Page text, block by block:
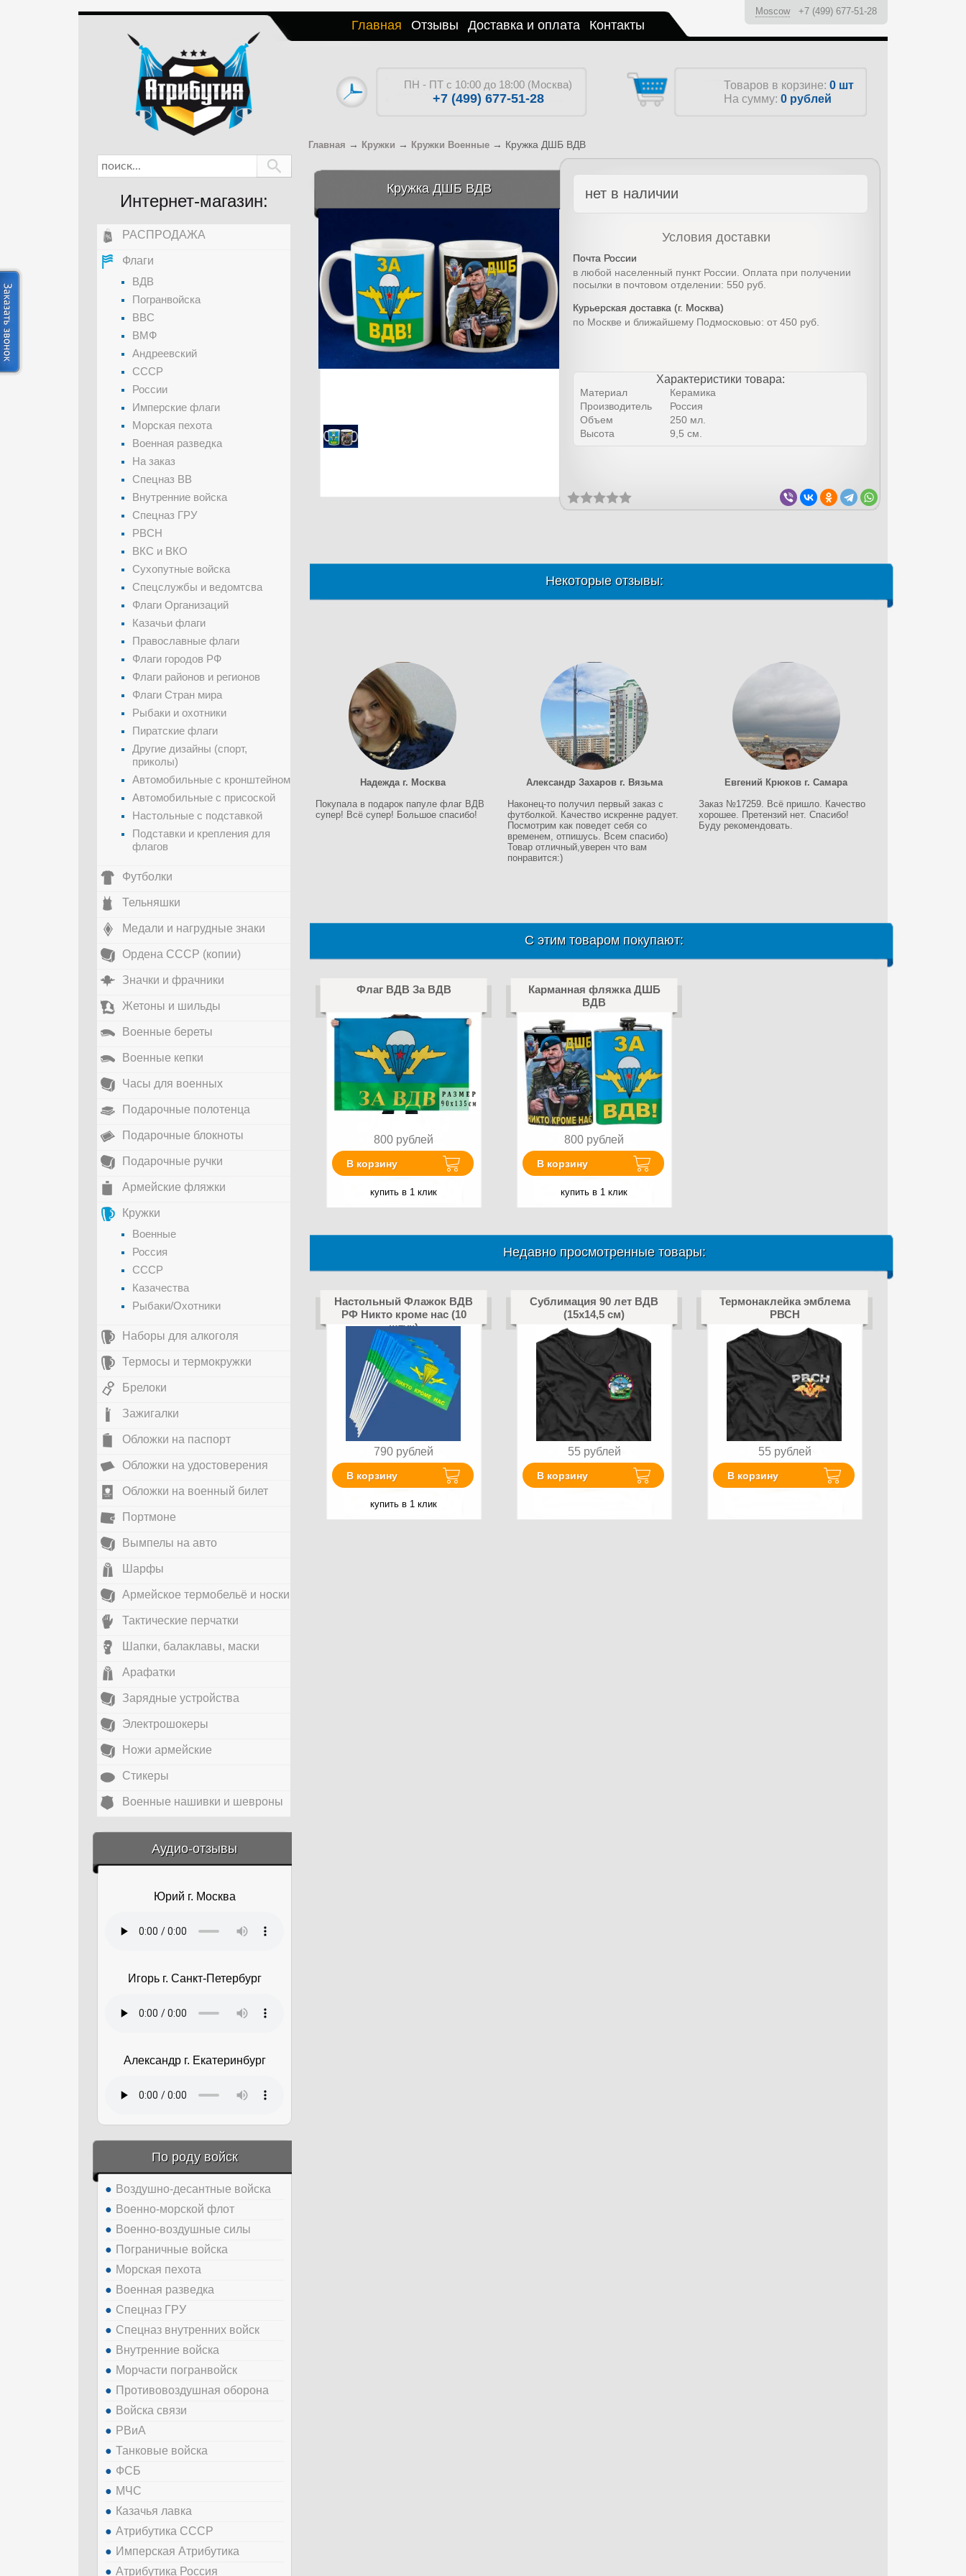
Главная Отзывы Доставка и оплата Контакты
Moscow +7 (499) 677-51-28
ПН - ПТ с 10:00 до 18:00 (Москва)
+7 (499) 677-51-28
Товаров в корзине: 0 шт
На сумму: 0 рублей
Главная → Кружки → Кружки Военные → Кружка ДШБ ВДВ
Кружка ДШБ ВДВ нет в наличии
Условия доставки
Почта России
в любой населенный пункт России. Оплата при получении
посылки в почтовом отделении: 550 руб.
Курьерская доставка (г. Москва)
по Москве и ближайшему Подмосковью: от 450 руб.
Характеристики товара:
Материал
Керамика
Производитель
Россия
Объем
250 мл.
Высота
9,5 см.
Некоторые отзывы:
Надежда г. Москва
Покупала в подарок папуле флаг ВДВ
супер! Всё супер! Большое спасибо!
Александр Захаров г. Вязьма
Наконец-то получил первый заказ с
футболкой. Качество искренне радует.
Посмотрим как поведет себя со
временем, отпишусь. Всем спасибо)
Товар отличный,уверен что вам
понравится:)
Евгений Крюков г. Самара
Заказ №17259. Всё пришло. Качество
хорошее. Претензий нет. Спасибо!
Буду рекомендовать.
С этим товаром покупают:
Флаг ВДВ За ВДВ
800 рублей
В корзину
купить в 1 клик
Карманная фляжка ДШБ
ВДВ
800 рублей
В корзину
купить в 1 клик
Недавно просмотренные товары:
Настольный Флажок ВДВ
РФ Никто кроме нас (10
штук)
790 рублей
В корзину
купить в 1 клик
Сублимация 90 лет ВДВ
(15х14,5 см)
55 рублей
В корзину
Термонаклейка эмблема
РВСН
55 рублей
В корзину
Интернет-магазин:
РАСПРОДАЖА
Флаги
ВДВ
Погранвойска
ВВС
ВМФ
Андреевский
СССР
России
Имперские флаги
Морская пехота
Военная разведка
На заказ
Спецназ ВВ
Внутренние войска
Спецназ ГРУ
РВСН
ВКС и ВКО
Сухопутные войска
Спецслужбы и ведомтсва
Флаги Организаций
Казачьи флаги
Православные флаги
Флаги городов РФ
Флаги районов и регионов
Флаги Стран мира
Рыбаки и охотники
Пиратские флаги
Другие дизайны (спорт,
приколы)
Автомобильные с кронштейном
Автомобильные с присоской
Настольные с подставкой
Подставки и крепления для
флагов
Футболки
Тельняшки
Медали и нагрудные знаки
Ордена СССР (копии)
Значки и фрачники
Жетоны и шильды
Военные береты
Военные кепки
Часы для военных
Подарочные полотенца
Подарочные блокноты
Подарочные ручки
Армейские фляжки
Кружки
Военные
Россия
СССР
Казачества
Рыбаки/Охотники
Наборы для алкоголя
Термосы и термокружки
Брелоки
Зажигалки
Обложки на паспорт
Обложки на удостоверения
Обложки на военный билет
Портмоне
Вымпелы на авто
Шарфы
Армейское термобельё и носки
Тактические перчатки
Шапки, балаклавы, маски
Арафатки
Зарядные устройства
Электрошокеры
Ножи армейские
Стикеры
Военные нашивки и шевроны
Аудио-отзывы
&amp;nbsp;
Юрий г. Москва
Игорь г. Санкт-Петербург
Александр г. Екатеринбург
По роду войск
Воздушно-десантные войска
Военно-морской флот
Военно-воздушные силы
Пограничные войска
Морская пехота
Военная разведка
Спецназ ГРУ
Спецназ внутренних войск
Внутренние войска
Морчасти погранвойск
Противовоздушная оборона
Войска связи
РВиА
Танковые войска
ФСБ
МЧС
Казачья лавка
Атрибутика СССР
Имперская Атрибутика
Атрибутика Россия